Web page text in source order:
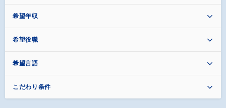
希望年収
希望役職
希望言語
こだわり条件